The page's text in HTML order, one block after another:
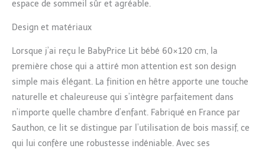
espace de sommeil sûr et agréable.
Design et matériaux
Lorsque j’ai reçu le BabyPrice Lit bébé 60×120 cm, la
première chose qui a attiré mon attention est son design
simple mais élégant. La finition en hêtre apporte une touche
naturelle et chaleureuse qui s’intègre parfaitement dans
n’importe quelle chambre d’enfant. Fabriqué en France par
Sauthon, ce lit se distingue par l’utilisation de bois massif, ce
qui lui confère une robustesse indéniable. Avec ses